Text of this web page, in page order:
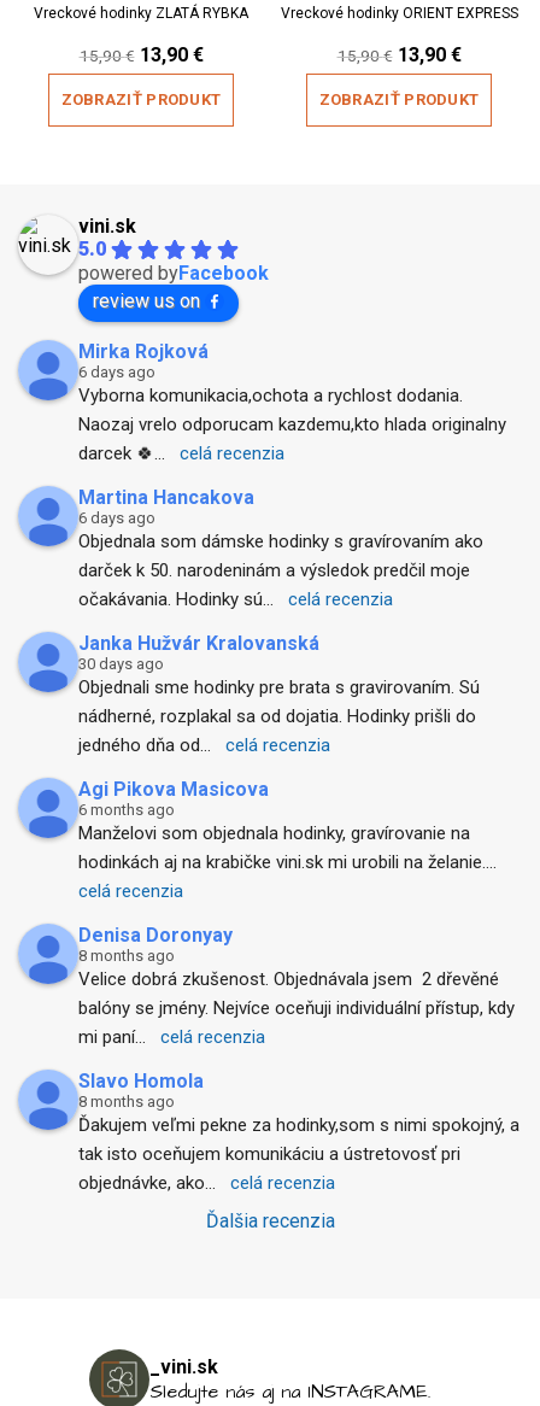
Vreckové hodinky ZLATÁ RYBKA
15,90€ Original
price
was:
15,90 €.
13,90 €Current
price
is:
13,90 €.
ZOBRAZIŤ PRODUKT
Vreckové hodinky ORIENT EXPRESS
15,90€ Original
price
was:
15,90 €.
13,90 €Current
price
is:
13,90 €.
ZOBRAZIŤ PRODUKT
vini.sk
5.0
powered byFacebook
review us on
Mirka Rojková
6 days ago
Vyborna komunikacia,ochota a rychlost dodania.
Naozaj vrelo odporucam kazdemu,kto hlada originalny
darcek 🍀
celá recenzia
Martina Hancakova
6 days ago
Objednala som dámske hodinky s gravírovaním ako
darček k 50. narodeninám a výsledok predčil moje
očakávania. Hodinky sú
celá recenzia
Janka Hužvár Kralovanská
30 days ago
Objednali sme hodinky pre brata s gravirovaním. Sú
nádherné, rozplakal sa od dojatia. Hodinky prišli do
jedného dňa od
celá recenzia
Agi Pikova Masicova
6 months ago
Manželovi som objednala hodinky, gravírovanie na
hodinkách aj na krabičke vini.sk mi urobili na želanie.
celá recenzia
Denisa Doronyay
8 months ago
Velice dobrá zkušenost. Objednávala jsem  2 dřevěné
balóny se jmény. Nejvíce oceňuji individuální přístup, kdy
mi paní... celá recenzia
Slavo Homola
8 months ago
Ďakujem veľmi pekne za hodinky,som s nimi spokojný, a
tak isto oceňujem komunikáciu a ústretovosť pri
objednávke, ako
celá recenzia
Ďalšia recenzia
_vini.sk
Sledujte nás aj na INSTAGRAME.